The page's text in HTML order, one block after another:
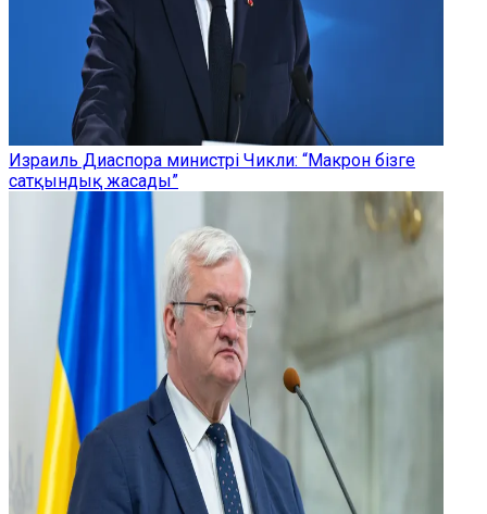
Израиль Диаспора министрі Чикли: “Макрон бізге
сатқындық жасады”